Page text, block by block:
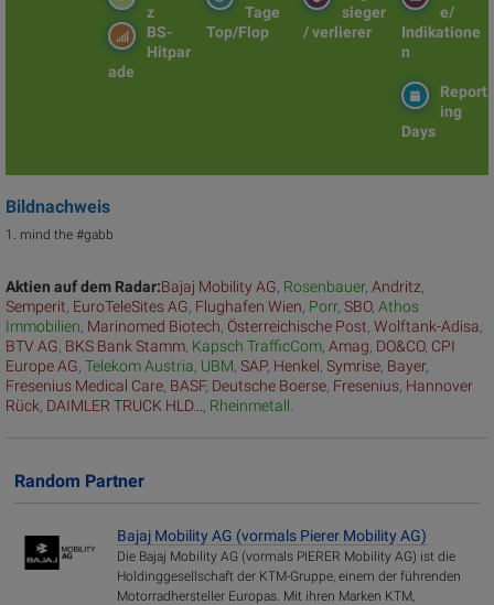
e/
Indikatione
n
sieger
/ verlierer
Tage
Top/Flop
z
BS-
Hitpar
ade
Report
ing
Days
Bildnachweis
1. mind the #gabb
Aktien auf dem Radar:Bajaj Mobility AG, Rosenbauer, Andritz,
Semperit, EuroTeleSites AG, Flughafen Wien, Porr, SBO, Athos
Immobilien, Marinomed Biotech, Österreichische Post, Wolftank-Adisa,
BTV AG, BKS Bank Stamm, Kapsch TrafficCom, Amag, DO&CO, CPI
Europe AG, Telekom Austria, UBM, SAP, Henkel, Symrise, Bayer,
Fresenius Medical Care, BASF, Deutsche Boerse, Fresenius, Hannover
Rück, DAIMLER TRUCK HLD... , Rheinmetall
Random Partner
Bajaj Mobility AG (vormals Pierer Mobility AG)
Die Bajaj Mobility AG (vormals PIERER Mobility AG) ist die
Holdinggesellschaft der KTM-Gruppe, einem der führenden
Motorradhersteller Europas. Mit ihren Marken KTM,